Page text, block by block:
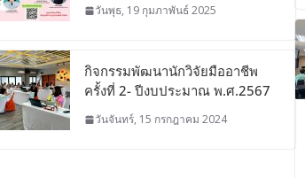
วันพุธ, 19 กุมภาพันธ์ 2025
กิจกรรมพัฒนานักวิจัยมืออาชีพ
ครั้งที่ 2- ปีงบประมาณ พ.ศ.2567
วันจันทร์, 15 กรกฎาคม 2024